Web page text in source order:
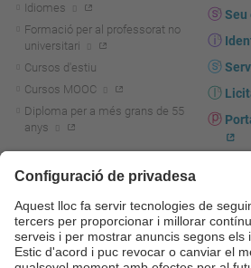
Idiomes
Formació per al professorat no
universitari
Cursos d'estiu
Cursos MOOC
Diploma per a més grans de 55
anys
Actualitat R+D+I
La recerca a la UPC
La transferència, l'emprenedoria i
la innovació a la UPC
Seu